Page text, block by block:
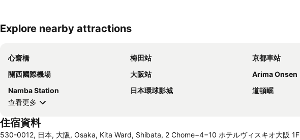
Explore nearby attractions
心齋橋 梅田站 京都車站
關西國際機場
大阪站 Arima Onsen
Namba Station
日本環球影城 道頓崛
查看更多
住宿資料
530-0012, 日本, 大阪, Osaka, Kita Ward, Shibata, 2 Chome−4−10 ホテルヴィスキオ大阪 1F